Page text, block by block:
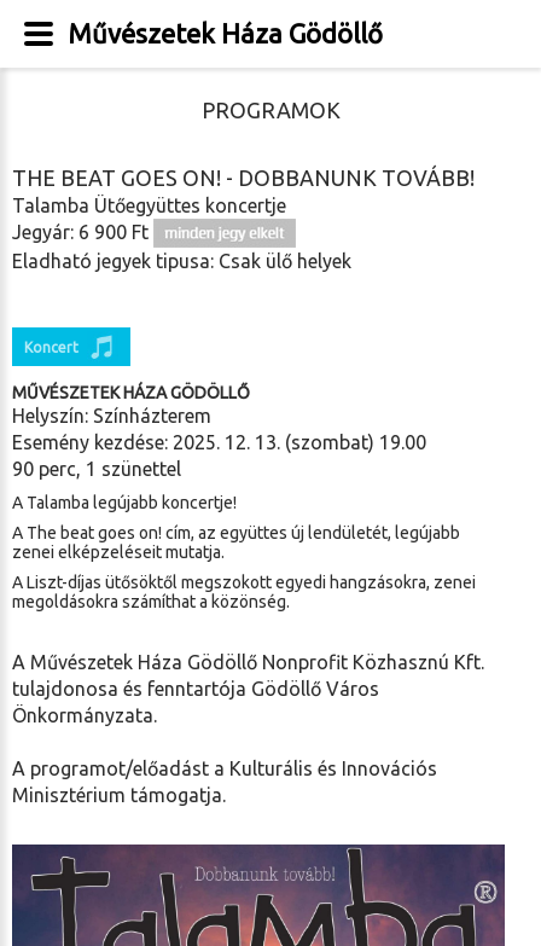
PROGRAMOK
THE BEAT GOES ON! - DOBBANUNK TOVÁBB!
Talamba Ütőegyüttes koncertje
Jegyár: 6 900 Ft
Eladható jegyek tipusa: Csak ülő helyek
Koncert
MŰVÉSZETEK HÁZA GÖDÖLLŐ
Helyszín: Színházterem
Esemény kezdése: 2025. 12. 13. (szombat) 19.00
90 perc, 1 szünettel
A Talamba legújabb koncertje!
A The beat goes on! cím, az együttes új lendületét, legújabb
zenei elképzeléseit mutatja.
A Liszt-díjas ütősöktől megszokott egyedi hangzásokra, zenei
megoldásokra számíthat a közönség.
A Művészetek Háza Gödöllő Nonprofit Közhasznú Kft.
tulajdonosa és fenntartója Gödöllő Város
Önkormányzata.
A programot/előadást a Kulturális és Innovációs
Minisztérium támogatja.
Művészetek Háza Gödöllő